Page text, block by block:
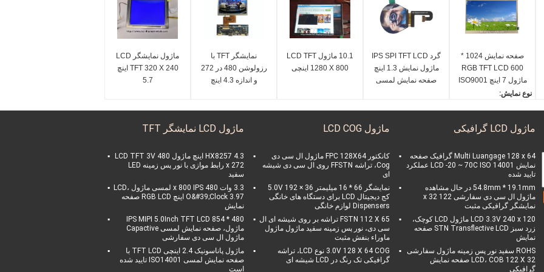
ماژول نمایشگر LCD
TFT 320 X 240 اینچ
5.7
نمایشگر TFT با
رزولوشن 480 در 272
و اندازه 4.3 اینچ
10.1 ماژول LCD TFT
1280 X 800 اینچی
گرد IPS SPI TFT LCD
ماژول نمایش 1.3 اینچ
صفحه نمایش لمسی
صفحه نمایش 1024 *
600 RGB TFT LCD
ماژول 7 اینچ ISO9001
نوع نمایش:
صفحه لمسی
ساعت 6
عمل ولتاژ:
2.8V
دمای عملیاتی:
ماژول LCD نمایشگر TFT
HX8257 4.3 اینچ ماژول LCD TFT 3V 480
x 272 رابط موازی با نور پس زمینه LED
سفید
3.3 وات 480 x 800 IPS لمسی ماژول LCD،
O&#39;Clock 3.97 اینچ RGB LCD صفحه
نمایش
480 * 854 IPS MIPI 5.0Inch TFT LCD
ماژول، صفحه نمایش لمسی Capactive
ماژول ال سی دی سفارشی
ماژول پاناسونیک 2.4 اینچی TFT LCD با
صفحه نمایش لمسی ISO14001 تایید شده
است
ماژول LCD COG
کانکتور FPC 128X64 ماژول ال سی دی
Cog، تراشه FFSTN روی ال سی دی شیشه
ای
نمایشگر 66 * 16 میلیمتر 5.0V 192 × 36
کج دیجیتال LCD برای دستگاه های خانگی
Dispensers لوازم خانگی
FSTN 112 X 65 تراشه بر روی شیشه ای ال
سی دی، نور پس زمینه سفید ماژول ماژول
ماوراء بنفش مثبت
3.0V 128 X 64 COG نوع LCD، تراشه
گرافیکی تک رنگ در LCD شیشه ای
ماژول LCD گرافیکی
Multi Luangage 128 x 64 گرافیک صفحه
نمایش LCD -20 ~ 70C ISO 14001 عملکرد
تایید شده
54.8mm * 19.1mm در حال مشاهده
ماژول ال سی دی سفارشی 122 x 32
نمایشگر گرافیکی مثبت
LCD 3.3V 240 x 120 ماژول LCD کوچک،
زرد سبز STN Transflective LCD صفحه
نمایش
ROHS سفید نور پس زمینه ماژول سفارشی
LCD، COB 122 X 32 صفحه نمایش
گرافیکی